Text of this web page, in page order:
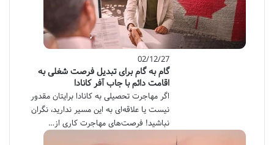
02/12/27
گام به گام برای تبدیل فرصت شغلی به
اقامت دائم با جاب آفر کانادا
اگر مهاجرت تحصیلی به کانادا برایتان مقدور
نیست یا علاقه‌ای به این مسیر ندارید، نگران
نباشید! فرصت‌های مهاجرت کاری از…